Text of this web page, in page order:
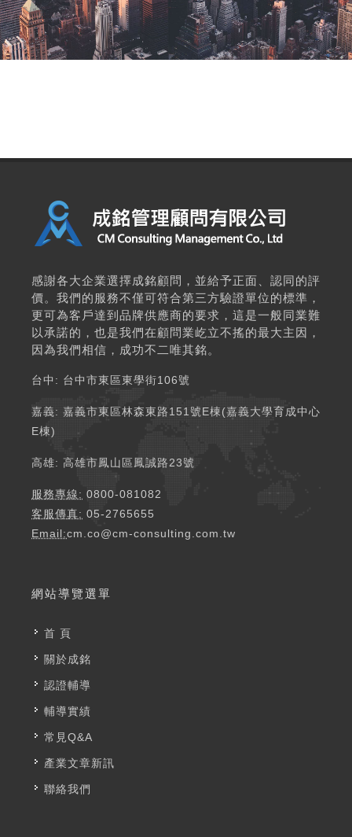
感謝各大企業選擇成銘顧問，並給予正面、認同的評
價。我們的服務不僅可符合第三方驗證單位的標準，
更可為客戶達到品牌供應商的要求，這是一般同業難
以承諾的，也是我們在顧問業屹立不搖的最大主因，
因為我們相信，成功不二唯其銘。
台中: 台中市東區東學街106號​
嘉義: 嘉義市東區林森東路151號E棟(嘉義大學育成中心
E棟) ​​
高雄: 高雄市鳳山區鳳誠路23號 ​​
服務專線: 0800-081082
客服傳真: 05-2765655
Email:cm.co@cm-consulting.com.tw
網站導覽選單
首 頁
關於成銘
認證輔導
輔導實績
常見Q&A
產業文章新訊
聯絡我們